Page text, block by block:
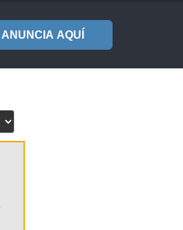
ANUNCIA AQUÍ